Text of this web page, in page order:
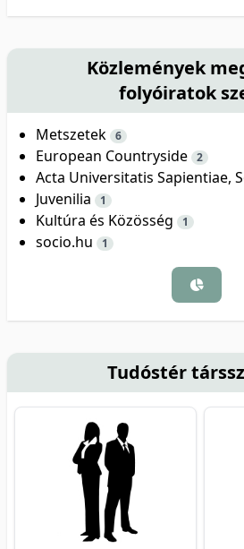
Közlemények
folyóiratok
Metszetek 6
European Countryside 2
Acta Universitatis Sapientiae,
Juvenilia 1
Kultúra és Közösség 1
socio.hu 1
Tudóstér